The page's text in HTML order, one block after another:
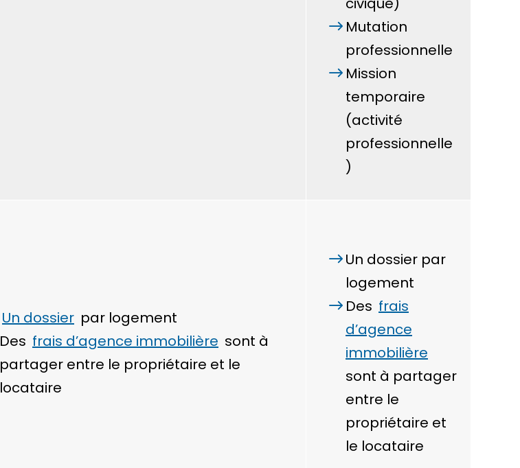
Mutation
professionnelle
Mission
temporaire
(activité
professionnelle
)
Un dossier par logement
Des frais d’agence immobilière sont à
partager entre le propriétaire et le
locataire
Un dossier par
logement
Des frais
d’agence
immobilière
sont à partager
entre le
propriétaire et
le locataire